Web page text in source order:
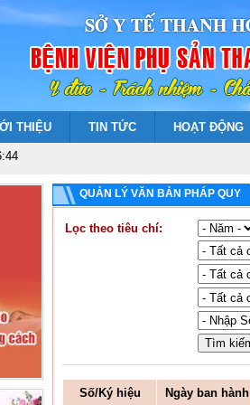
THIỆU TIN TỨC HOẠT ĐỘNG
QUẢN LÝ VĂN BẢN PHÁP QUY
Lọc theo tiêu chí:
Số/Ký hiệu Ngày ban hành